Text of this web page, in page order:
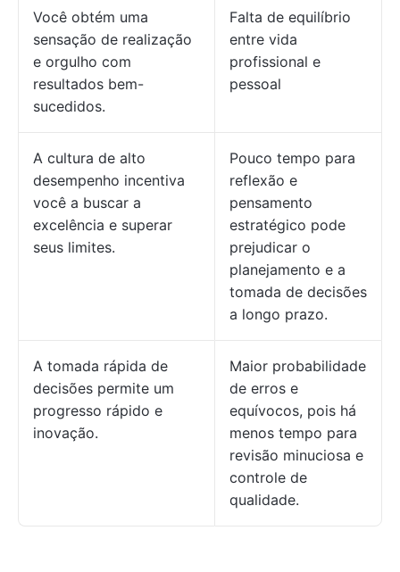
Você obtém uma
sensação de realização
e orgulho com
resultados bem-
sucedidos.
Falta de equilíbrio
entre vida
profissional e
pessoal
A cultura de alto
desempenho incentiva
você a buscar a
excelência e superar
seus limites.
Pouco tempo para
reflexão e
pensamento
estratégico pode
prejudicar o
planejamento e a
tomada de decisões
a longo prazo.
A tomada rápida de
decisões permite um
progresso rápido e
inovação.
Maior probabilidade
de erros e
equívocos, pois há
menos tempo para
revisão minuciosa e
controle de
qualidade.